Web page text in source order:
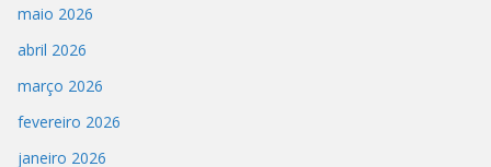
maio 2026
abril 2026
março 2026
fevereiro 2026
janeiro 2026